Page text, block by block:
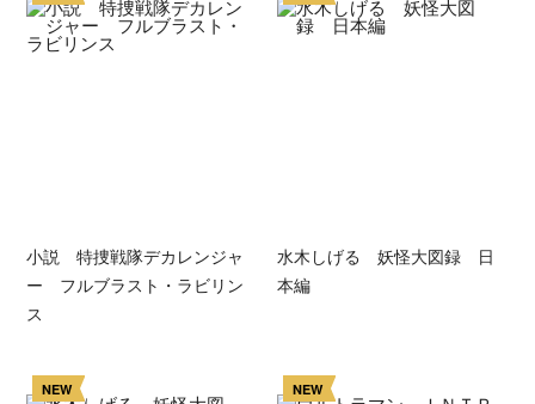
小説 特捜戦隊デカレンジャ
ー フルブラスト・ラビリン
ス
水木しげる 妖怪大図録 日
本編
NEW NEW